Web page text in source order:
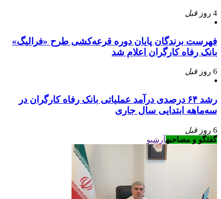
4 روز قبل
فهرست برندگان پایان دوره قرعه‌کشی طرح «فرالیگ»
بانک رفاه کارگران اعلام شد
6 روز قبل
رشد ۶۴ درصدی درآمد عملیاتی بانک رفاه کارگران در
سه‌ماهه ابتدایی سال جاری
6 روز
قبل
گفتگو و مصاحبهآرشیو